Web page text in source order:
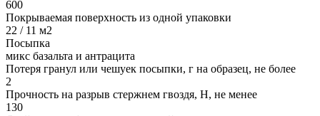
600
Покрываемая поверхность из одной упаковки
22 / 11 м2
Посыпка
микс базальта и антрацита
Потеря гранул или чешуек посыпки, г на образец, не более
2
Прочность на разрыв стержнем гвоздя, Н, не менее
130